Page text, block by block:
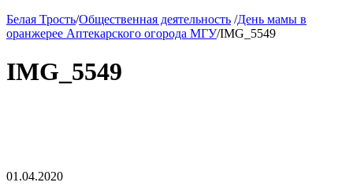
Белая Трость/Общественная деятельность /День мамы в
оранжерее Аптекарского огорода МГУ/IMG_5549
IMG_5549
01.04.2020